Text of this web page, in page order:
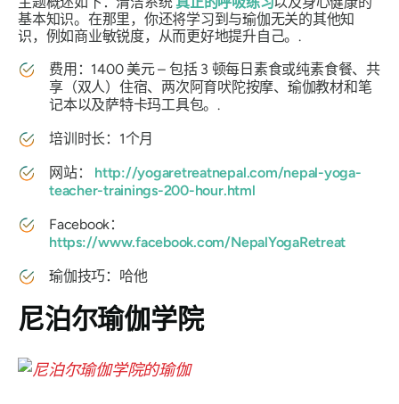
基本知识。在那里，你还将学习到与瑜伽无关的其他知
识，例如商业敏锐度，从而更好地提升自己。.
费用：1400 美元 – 包括 3 顿每日素食或纯素食餐、共
享（双人）住宿、两次阿育吠陀按摩、瑜伽教材和笔
记本以及萨特卡玛工具包。.
培训时长：1个月
网站： http://yogaretreatnepal.com/nepal-yoga-
teacher-trainings-200-hour.html
Facebook：
https://www.facebook.com/NepalYogaRetreat
瑜伽技巧：哈他
尼泊尔瑜伽学院